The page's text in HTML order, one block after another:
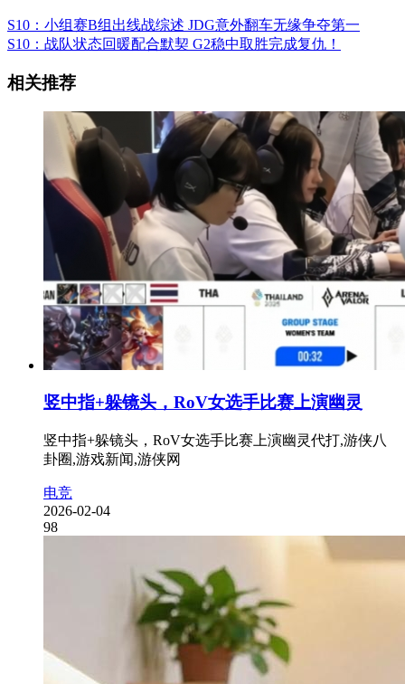
S10：小组赛B组出线战综述 JDG意外翻车无缘争夺第一
S10：战队状态回暖配合默契 G2稳中取胜完成复仇！
相关推荐
竖中指+躲镜头，RoV女选手比赛上演幽灵
竖中指+躲镜头，RoV女选手比赛上演幽灵代打,游侠八
卦圈,游戏新闻,游侠网
电竞
2026-02-04
98